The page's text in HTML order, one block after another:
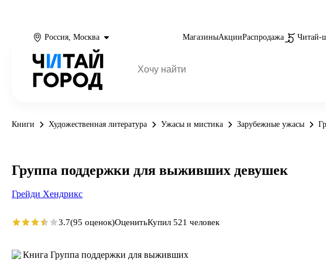
Россия, Москва МагазиныАкцииРаспродажа Читай-
Книги Художественная литература Ужасы и мистика Зарубежные ужасы
Группа поддержки для выживших девушек
Грейди Хендрикс
3.7(95 оценок)ОценитьКупил 521 человек